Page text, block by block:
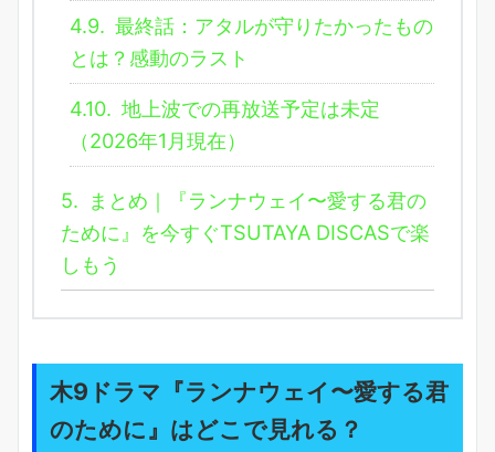
4.9. 最終話：アタルが守りたかったもの
とは？感動のラスト
4.10. 地上波での再放送予定は未定
（2026年1月現在）
5. まとめ｜『ランナウェイ〜愛する君の
ために』を今すぐTSUTAYA DISCASで楽
しもう
木9ドラマ『ランナウェイ〜愛する君
のために』はどこで見れる？